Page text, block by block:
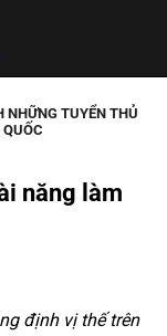
NHỮNG TUYỂN THỦ
năng làm
định vị thế trên